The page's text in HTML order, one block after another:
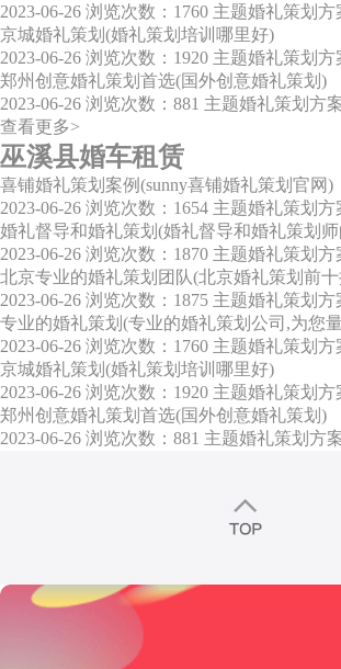
2023-06-26 浏览次数：1760 主题婚礼策划方
京城婚礼策划(婚礼策划培训哪里好)
2023-06-26 浏览次数：1920 主题婚礼策划方
郑州创意婚礼策划首选(国外创意婚礼策划)
2023-06-26 浏览次数：881 主题婚礼策划方
查看更多>
巫溪县婚车租赁
喜铺婚礼策划案例(sunny喜铺婚礼策划官网)
2023-06-26 浏览次数：1654 主题婚礼策划方
婚礼督导和婚礼策划(婚礼督导和婚礼策划
2023-06-26 浏览次数：1870 主题婚礼策划方
北京专业的婚礼策划团队(北京婚礼策划前
2023-06-26 浏览次数：1875 主题婚礼策划方
专业的婚礼策划(专业的婚礼策划公司,为您
2023-06-26 浏览次数：1760 主题婚礼策划方
京城婚礼策划(婚礼策划培训哪里好)
2023-06-26 浏览次数：1920 主题婚礼策划方
郑州创意婚礼策划首选(国外创意婚礼策划)
2023-06-26 浏览次数：881 主题婚礼策划方